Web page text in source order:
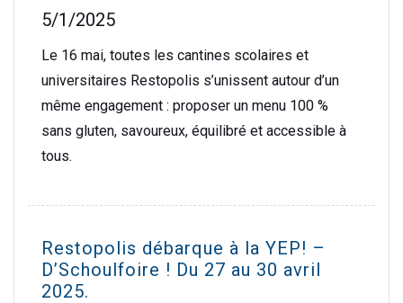
5/1/2025
Le 16 mai, toutes les cantines scolaires et
universitaires Restopolis s’unissent autour d’un
même engagement : proposer un menu 100 %
sans gluten, savoureux, équilibré et accessible à
tous.
Restopolis débarque à la YEP! –
D’Schoulfoire ! Du 27 au 30 avril
2025.